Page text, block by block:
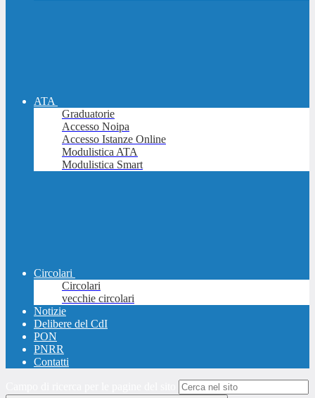
ATA
Graduatorie
Accesso Noipa
Accesso Istanze Online
Modulistica ATA
Modulistica Smart
Circolari
Circolari
vecchie circolari
Notizie
Delibere del CdI
PON
PNRR
Contatti